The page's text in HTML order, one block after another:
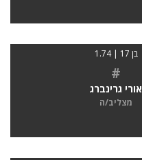
בן 17 | 1.74
#
אורי גרינברג
מצליב/ה